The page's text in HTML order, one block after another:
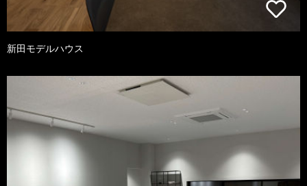
新田モデルハウス